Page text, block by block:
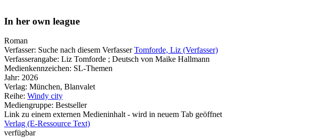
In her own league
Roman
Verfasser: Suche nach diesem Verfasser Tomforde, Liz (Verfasser)
Verfasserangabe: Liz Tomforde ; Deutsch von Maike Hallmann
Medienkennzeichen: SL-Themen
Jahr: 2026
Verlag: München, Blanvalet
Reihe: Windy city
Mediengruppe: Bestseller
Link zu einem externen Medieninhalt - wird in neuem Tab geöffnet
Verlag (E-Ressource Text)
verfügbar